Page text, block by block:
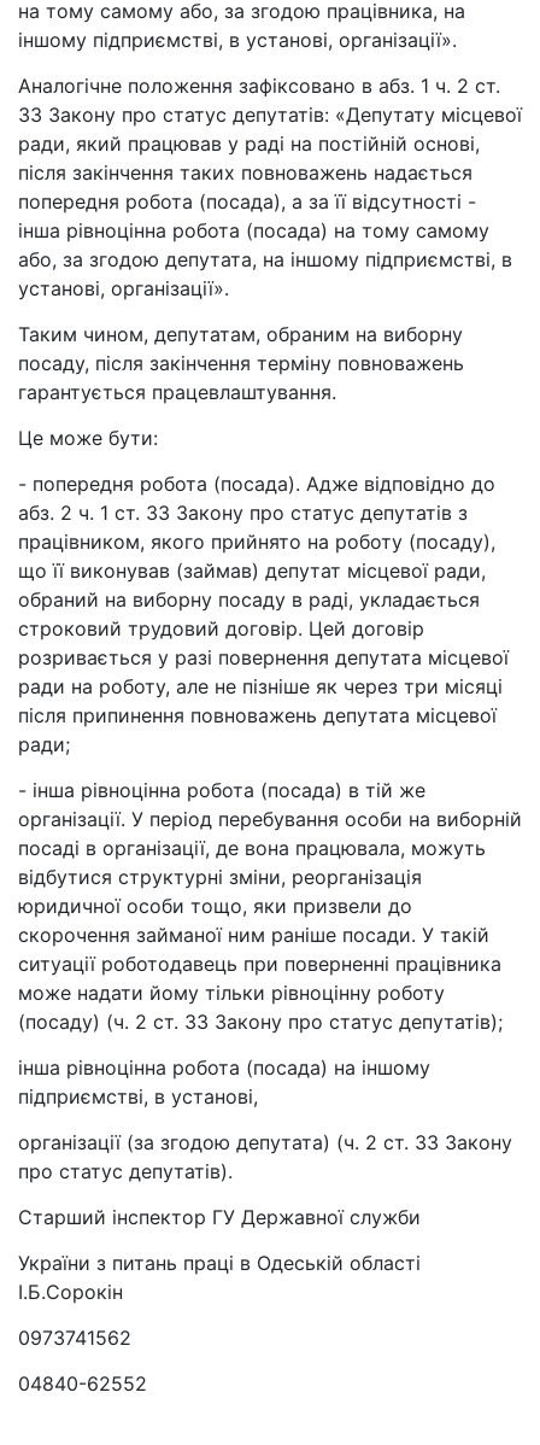
на тому самому або, за згодою працівника, на
іншому підприємстві, в установі, організації».
Аналогічне положення зафіксовано в абз. 1 ч. 2 ст.
33 Закону про статус депутатів: «Депутату місцевої
ради, який працював у раді на постійній основі,
після закінчення таких повноважень надається
попередня робота (посада), а за її відсутності -
інша рівноцінна робота (посада) на тому самому
або, за згодою депутата, на іншому підприємстві, в
установі, організації».
Таким чином, депутатам, обраним на виборну
посаду, після закінчення терміну повноважень
гарантується працевлаштування.
Це може бути:
- попередня робота (посада). Адже відповідно до
абз. 2 ч. 1 ст. 33 Закону про статус депутатів з
працівником, якого прийнято на роботу (посаду),
що її виконував (займав) депутат місцевої ради,
обраний на виборну посаду в раді, укладається
строковий трудовий договір. Цей договір
розривається у разі повернення депутата місцевої
ради на роботу, але не пізніше як через три місяці
після припинення повноважень депутата місцевої
ради;
- інша рівноцінна робота (посада) в тій же
організації. У період перебування особи на виборній
посаді в організації, де вона працювала, можуть
відбутися структурні зміни, реорганізація
юридичної особи тощо, яки призвели до
скорочення займаної ним раніше посади. У такій
ситуації роботодавець при поверненні працівника
може надати йому тільки рівноцінну роботу
(посаду) (ч. 2 ст. 33 Закону про статус депутатів);
інша рівноцінна робота (посада) на іншому
підприємстві, в установі,
організації (за згодою депутата) (ч. 2 ст. 33 Закону
про статус депутатів).
Старший інспектор ГУ Державної служби
України з питань праці в Одеській області
І.Б.Сорокін
0973741562
04840-62552